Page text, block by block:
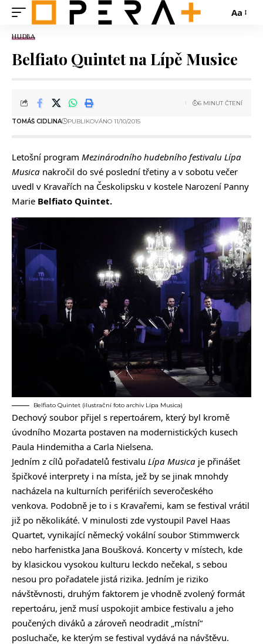
Aa
HUDBA
Belfiato Quintet na Lípě Musice
TOMÁŠ CIDLINA PUBLIKOVÁNO 11/10/2015
6 MINUT ČTENÍ
Letošní program Mezinárodního hudebního festivalu Lípa
Musica nakročil do své poslední třetiny a v sobotu večer
uvedl v Kravařích na Českolipsku v kostele Narození Panny
Marie Belfiato Quintet.
Belfiato Quintet (ilustrační foto archiv Lípa Musica)
Dechový soubor přijel s repertoárem, který byl kromě
úvodního Mozarta postaven na modernistických kusech
Paula Hindemitha a Carla Nielsena.
Jedním z cílů pořadatelů festivalu Lípa Musica je přinášet
špičkové interprety i na místa, jež by se jinak mnohdy
nacházela na kulturních perifériích severočeského
venkova. Podobně je to i s Kravařemi, kam se festival vrátil
již po několikáté. V minulosti zde vystoupil Pavel Haas
Quartet, vynikající německý vokální soubor Stimmwerck
nebo harfenistka Jana Boušková. Koncerty v místech, kde
by klasickou vysokou kulturu leckdo nečekal, s sebou
nesou pro pořadatele jistá rizika. Jedním je riziko
návštěvnosti, druhým faktorem je vhodně zvolený formát
repertoáru, jenž musí uspokojit ambice festivalu a jeho
poučených diváků a zároveň neodradit „místní“
posluchače, ke kterým se festival vydává na návštěvu.